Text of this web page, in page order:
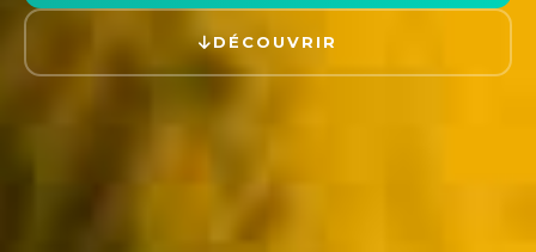
DÉCOUVRIR